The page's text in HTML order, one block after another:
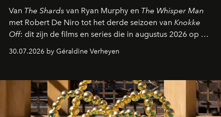
Van The Shards van Ryan Murphy en The Whisper Man
met Robert De Niro tot het derde seizoen van Knokke
Off: dit zijn de films en series die in augustus 2026 op de
streamingplatformen verschijnen.
30.07.2026 by Géraldine Verheyen